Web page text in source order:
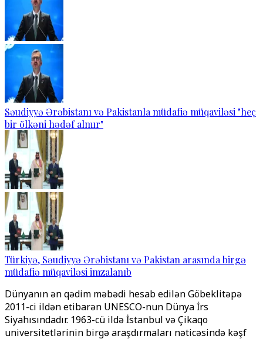
Səudiyyə Ərəbistanı və Pakistanla müdafiə müqaviləsi "heç
bir ölkəni hədəf almır"
Türkiyə, Səudiyyə Ərəbistanı və Pakistan arasında birgə
müdafiə müqaviləsi imzalanıb
Dünyanın ən qədim məbədi hesab edilən Göbeklitəpə
2011-ci ildən etibarən UNESCO-nun Dünya İrs
Siyahısındadır. 1963-cü ildə İstanbul və Çikaqo
universitetlərinin birgə araşdırmaları nəticəsində kəşf